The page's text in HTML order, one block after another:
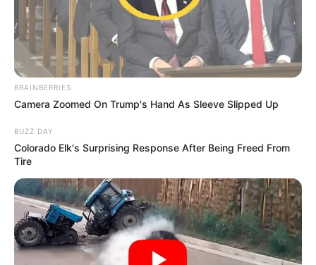
BRAINBERRIES
Camera Zoomed On Trump's Hand As Sleeve Slipped Up
BUZZ DAY
Colorado Elk's Surprising Response After Being Freed From
Tire